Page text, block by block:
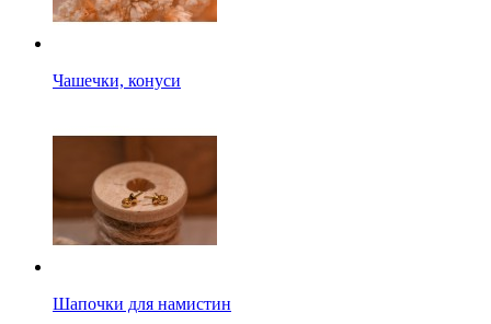
Чашечки, конуси
Шапочки для намистин